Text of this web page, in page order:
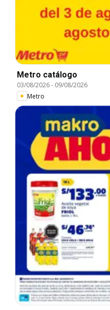
Metro catálogo
03/08/2026- 09/08/2026
Metro